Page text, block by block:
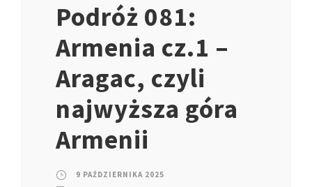
Podróż 081:
Armenia cz.1 –
Aragac, czyli
najwyższa góra
Armenii
9 PAŹDZIERNIKA 2025